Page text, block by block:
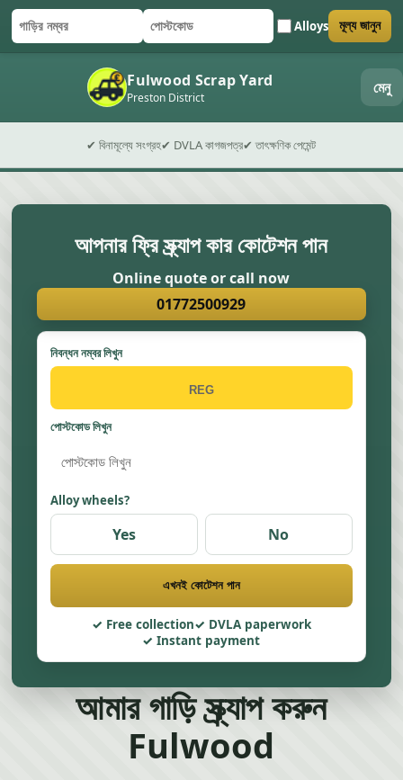
গাড়ির নম্বর
পোস্টকোড Alloys
ফর্ম জমা দিন মূল্য জানুন
Fulwood Scrap Yard
Preston District মেনু
✔ বিনামূল্যে সংগ্রহ✔ DVLA কাগজপত্র✔ তাৎক্ষণিক পেমেন্ট
আপনার ফ্রি স্ক্র্যাপ কার কোটেশন পান
Online quote or call now
01772500929
নিবন্ধন নম্বর লিখুন
পোস্টকোড লিখুন
Alloy wheels?
Yes No
এখনই কোটেশন পান
Free collection
DVLA paperwork
Instant payment
আমার গাড়ি স্ক্র্যাপ করুন
Fulwood